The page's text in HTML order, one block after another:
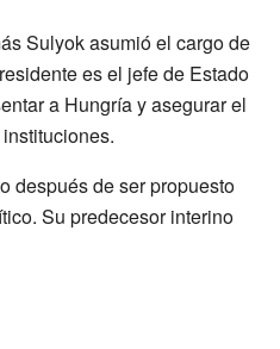
Sulyok asumió el cargo de
es el jefe de Estado
a Hungría y asegurar el
después de ser propuesto
Su predecesor interino